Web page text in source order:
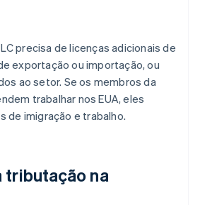
precisa de licenças adicionais de
exportação ou importação, ou
ao setor. Se os membros da
trabalhar nos EUA, eles
de imigração e trabalho.
tributação na